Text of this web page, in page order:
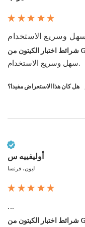
سهل وسريع الاستخدام.
هل كان هذا الاستعراض مفيدا؟
أوليفييه س
ليون، فرنسا
...